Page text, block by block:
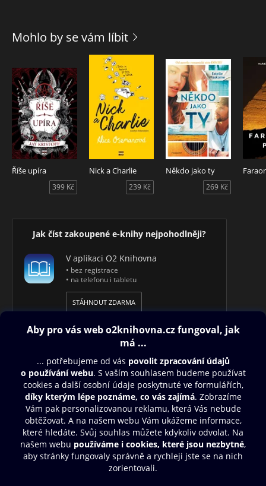
Mohlo by se vám líbit
Říše upíra
399 Kč
Nick a Charlie
239 Kč
Někdo jako ty
269 Kč
Jak číst zakoupené e-knihy nejpohodlněji?
V aplikaci O2 Knihovna
• bez registrace
• na telefonu i tabletu
STÁHNOUT ZDARMA
Obsah ke stažení
Moje O2 Knihovna
Další zábava